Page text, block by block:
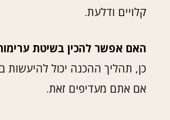
קלויים ודלעת.
האם אפשר להכין בשיטת
כן, תהליך ההכנה יכול להיעשות
אם אתם מעדיפים זאת.